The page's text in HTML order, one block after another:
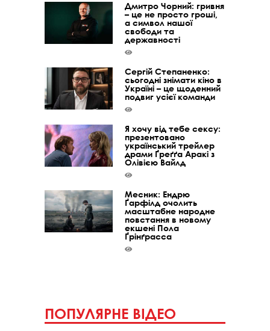
Дмитро Чорний: гривня
– це не просто гроші,
а символ нашої
свободи та
державності
Сергій Степаненко:
сьогодні знімати кіно в
Україні – це щоденний
подвиг усієї команди
Я хочу від тебе сексу:
презентовано
український трейлер
драми Ґреґґа Аракі з
Олівією Вайлд
Месник: Ендрю
Ґарфілд очолить
масштабне народне
повстання в новому
екшені Пола
Ґрінґрасса
ПОПУЛЯРНЕ ВІДЕО